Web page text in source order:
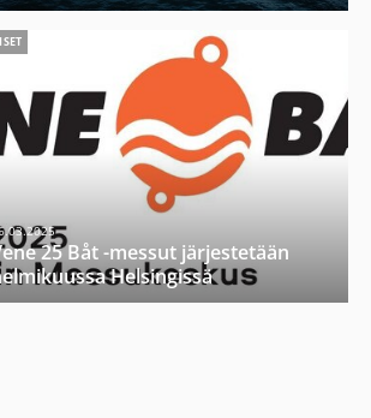
25 Båt -messut järjestetään
Helsingissä